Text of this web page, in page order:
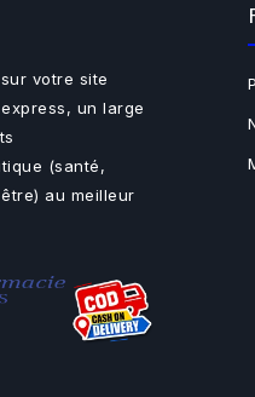
votre site
un large
(santé,
au meilleur